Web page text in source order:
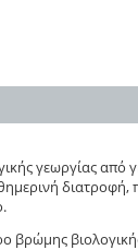
γεωργίας από
διατροφή,
βρώμης